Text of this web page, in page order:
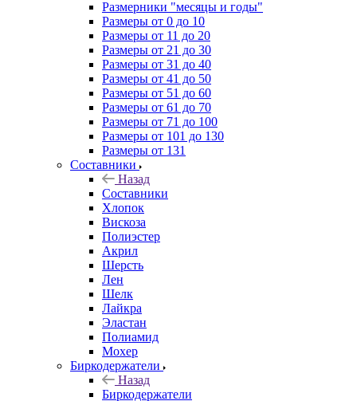
Размерники "месяцы и годы"
Размеры от 0 до 10
Размеры от 11 до 20
Размеры от 21 до 30
Размеры от 31 до 40
Размеры от 41 до 50
Размеры от 51 до 60
Размеры от 61 до 70
Размеры от 71 до 100
Размеры от 101 до 130
Размеры от 131
Составники
Назад
Составники
Хлопок
Вискоза
Полиэстер
Акрил
Шерсть
Лен
Шелк
Лайкра
Эластан
Полиамид
Мохер
Биркодержатели
Назад
Биркодержатели